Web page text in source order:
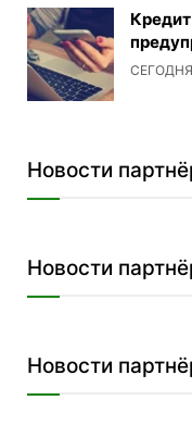
Новости
Новости
Новости